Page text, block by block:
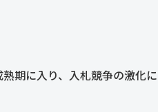
期に入り、入札競争の激化に